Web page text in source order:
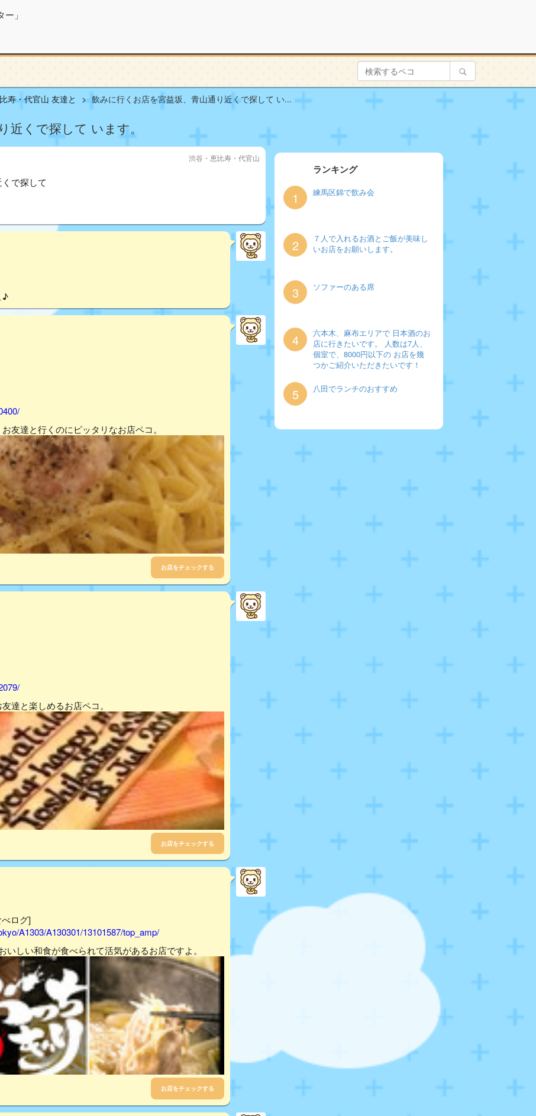
」
寿・代官山 友達と 飲みに行くお店を宮益坂、青山通り近くで探して い...
近くで探して います。
渋谷・恵比寿・代官山
で探して
♪
友達と行くのにピッタリなお店ペコ。
お店をチェックする
達と楽しめるお店ペコ。
お店をチェックする
ログ]
A1303/A130301/13101587/top_amp/
しい和食が食べられて活気があるお店ですよ。
お店をチェックする
ランキング
1 練馬区錦で飲み会
2
７人で入れるお酒とご飯が美味し
いお店をお願いします。
3 ソファーのある席
4
六本木、麻布エリアで 日本酒のお
店に行きたいです。 人数は7人、
個室で、8000円以下の お店を幾
つかご紹介いただきたいです！
5 八田でランチのおすすめ